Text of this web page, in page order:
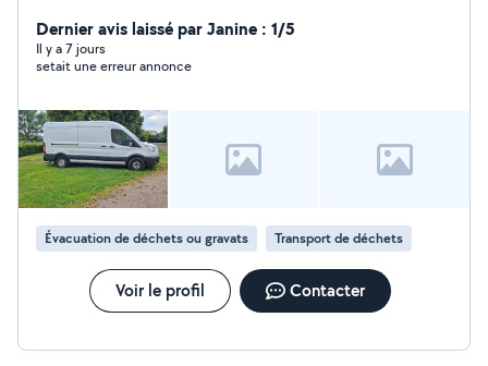
Disponible également pour aider aux déménagement
Dernier avis laissé par Janine : 1/5
Il y a 7 jours
setait une erreur annonce
Évacuation de déchets ou gravats Transport de déchets
Voir le profil Contacter